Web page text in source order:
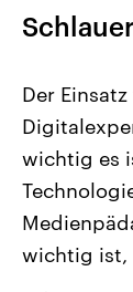
Landtagswahl
2026
Alle
Sachsen-
September
Landtag. Seit
Bundesland
Der
wichtig es
wichtig ist,